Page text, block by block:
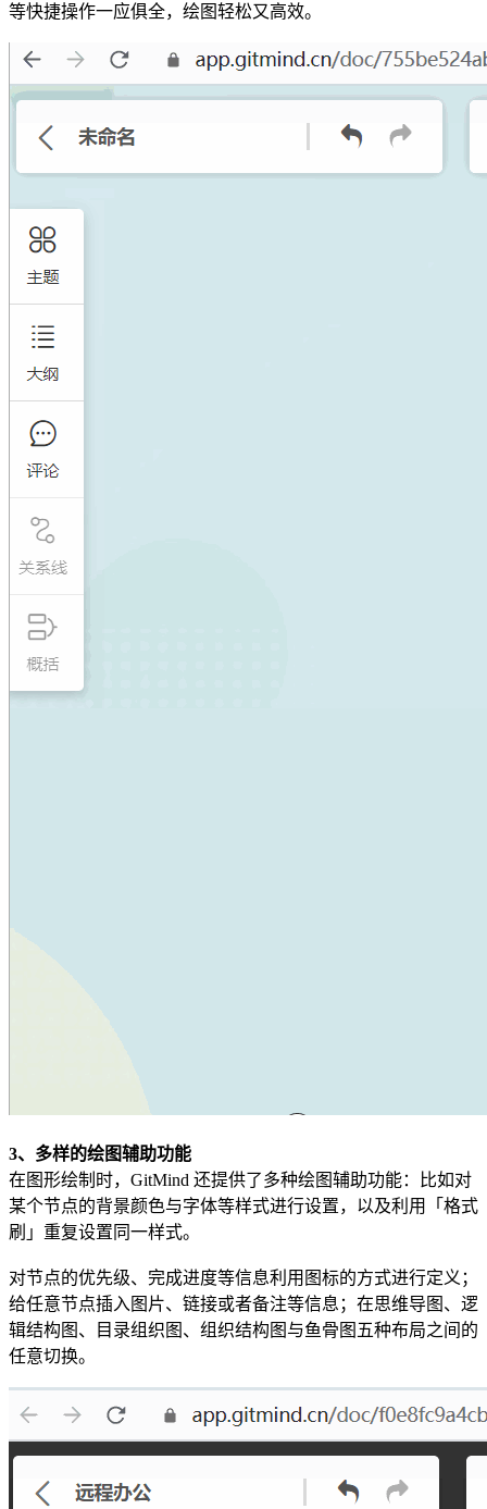
等快捷操作一应俱全，绘图轻松又高效。
3、多样的绘图辅助功能
在图形绘制时，GitMind 还提供了多种绘图辅助功能：比如对
某个节点的背景颜色与字体等样式进行设置，以及利用「格式
刷」重复设置同一样式。
对节点的优先级、完成进度等信息利用图标的方式进行定义；
给任意节点插入图片、链接或者备注等信息；在思维导图、逻
辑结构图、目录组织图、组织结构图与鱼骨图五种布局之间的
任意切换。